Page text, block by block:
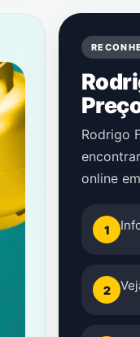
Rodrigo
encontrar
online
1
2